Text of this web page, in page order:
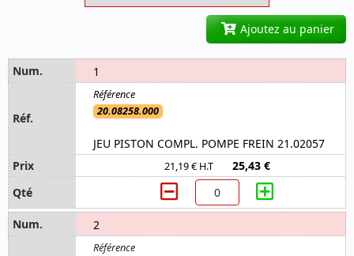
Ajoutez au panier
1
20.08258.000
JEU PISTON COMPL. POMPE FREIN 21.02057
21,19 € H.T 25,43 €
2